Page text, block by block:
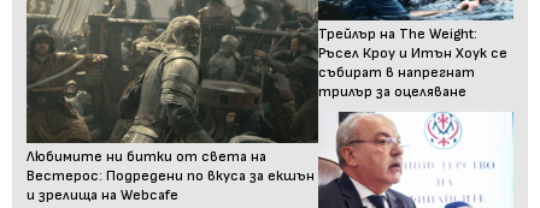
Любимите ни битки от света на
Вестерос: Подредени по вкуса за екшън
и зрелища на Webcafe
Трейлър на The Weight:
Ръсел Кроу и Итън Хоук се
събират в напрегнат
трилър за оцеляване